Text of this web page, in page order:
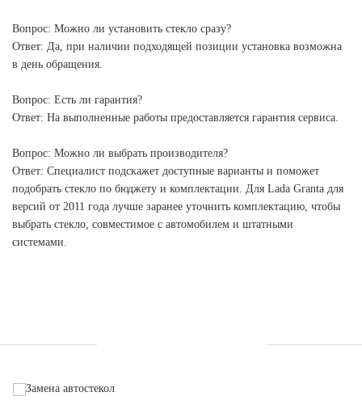
Вопрос: Можно ли установить стекло сразу?
Ответ: Да, при наличии подходящей позиции установка возможна
в день обращения.
Вопрос: Есть ли гарантия?
Ответ: На выполненные работы предоставляется гарантия сервиса.
Вопрос: Можно ли выбрать производителя?
Ответ: Специалист подскажет доступные варианты и поможет
подобрать стекло по бюджету и комплектации. Для Lada Granta для
версий от 2011 года лучше заранее уточнить комплектацию, чтобы
выбрать стекло, совместимое с автомобилем и штатными
системами.